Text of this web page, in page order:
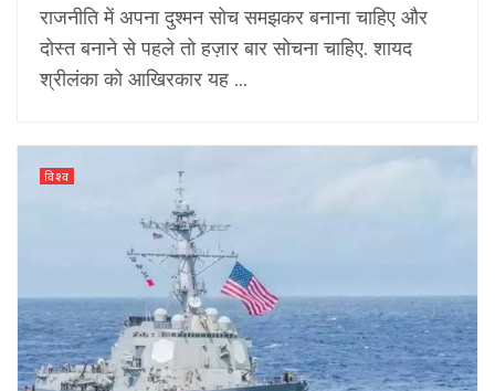
राजनीति में अपना दुश्मन सोच समझकर बनाना चाहिए और
दोस्त बनाने से पहले तो हज़ार बार सोचना चाहिए. शायद
श्रीलंका को आखिरकार यह ...
विश्व